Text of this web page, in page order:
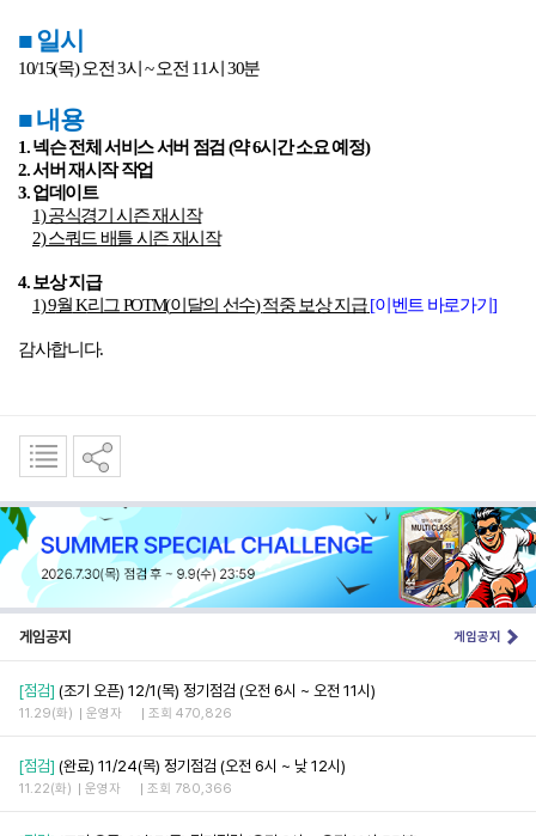
■일시
10/15(목)오전3시~오전 11시 30분
■내용
1.넥슨 전체 서비스 서버 점검 (약6시간 소요 예정)
2.서버 재시작 작업
3.업데이트
1)공식경기 시즌 재시작
2)스쿼드 배틀 시즌 재시작
4. 보상 지급
1) 9월K리그 POTM(이달의 선수)적중 보상 지급 [이벤트 바로가기]
감사합니다.
게임공지 게임공지
[점검] (조기 오픈) 12/1(목) 정기점검 (오전 6시 ~ 오전 11시)
11.29(화) 운영자 조회 470,826
[점검] (완료) 11/24(목) 정기점검 (오전 6시 ~ 낮 12시)
11.22(화) 운영자 조회 780,366